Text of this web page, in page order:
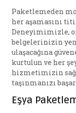
Paketlemeden
her aşamasını
Deneyimimizle,
belgelerinizin
ulaşacağına
kurtulun ve her
hizmetimizin
taşınmanızı
Eşya